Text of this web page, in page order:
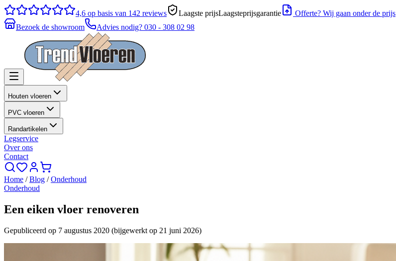
4,6 op basis van 142 reviews Laagste prijsLaagsteprijsgarantie
Offerte? Wij gaan onder de prijs
Bezoek de showroom
Advies nodig? 030 - 308 02 98
Houten vloeren
PVC vloeren
Randartikelen
Legservice
Over ons
Contact
Home /Blog /Onderhoud
Onderhoud
Een eiken vloer renoveren
Gepubliceerd op 7 augustus 2020 (bijgewerkt op 21 juni 2026)